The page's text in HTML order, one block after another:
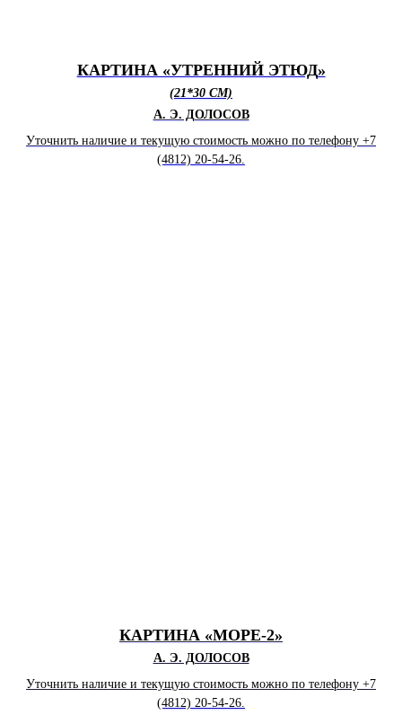
КАРТИНА «УТРЕННИЙ ЭТЮД»
(21*30 СМ)
А. Э. ДОЛОСОВ
Уточнить наличие и текущую стоимость можно по телефону +7
(4812) 20-54-26.
КАРТИНА «МОРЕ-2»
А. Э. ДОЛОСОВ
Уточнить наличие и текущую стоимость можно по телефону +7
(4812) 20-54-26.